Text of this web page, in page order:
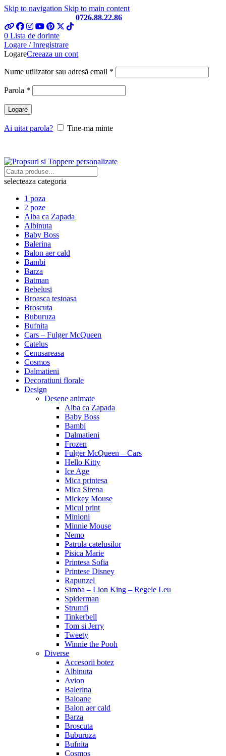
Skip to navigation Skip to main content
0726.88.22.86
0 Lista de dorinte
Logare / Inregistrare
LogareCreeaza un cont
Nume utilizator sau adresă email *
Parola *
Logare
Ai uitat parola? Tine-ma minte
selecteaza categoria
1 poza
2 poze
Alba ca Zapada
Albinuta
Baby Boss
Balerina
Balon aer cald
Bambi
Barza
Batman
Bebelusi
Broasca testoasa
Broscuta
Buburuza
Bufnita
Cars – Fulger McQueen
Catelus
Cenusareasa
Cosmos
Dalmatieni
Decoratiuni florale
Design
Desene animate
Alba ca Zapada
Baby Boss
Bambi
Dalmatieni
Frozen
Fulger McQueen – Cars
Hello Kitty
Ice Age
Mica printesa
Mica Sirena
Mickey Mouse
Micul print
Minioni
Minnie Mouse
Nemo
Patrula catelusilor
Pisica Marie
Printesa Sofia
Printese Disney
Rapunzel
Simba – Lion King – Regele Leu
Spiderman
Strumfi
Tinkerbell
Tom si Jerry
Tweety
Winnie the Pooh
Diverse
Accesorii botez
Albinuta
Avion
Balerina
Baloane
Balon aer cald
Barza
Broscuta
Buburuza
Bufnita
Cosmos